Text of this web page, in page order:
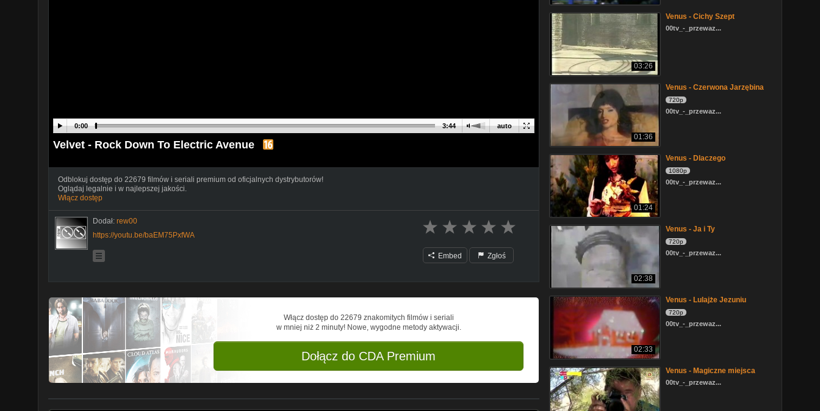
auto
0:00 3:44
Velvet - Rock Down To Electric Avenue
Odblokuj dostęp do 22679 filmów i seriali premium od oficjalnych dystrybutorów!
Oglądaj legalnie i w najlepszej jakości.
Włącz dostęp
Dodał: rew00
https://youtu.be/baEM75PxfWA
Embed Zgłoś
Włącz dostęp do 22679 znakomitych filmów i seriali
w mniej niż 2 minuty! Nowe, wygodne metody aktywacji.
Dołącz do CDA Premium
03:26
Venus - Cichy Szept
00tv_-_przewaz...
01:36
Venus - Czerwona Jarzębina
720p
00tv_-_przewaz...
01:24
Venus - Dlaczego
1080p
00tv_-_przewaz...
02:38
Venus - Ja i Ty
720p
00tv_-_przewaz...
02:33
Venus - Lulajże Jezuniu
720p
00tv_-_przewaz...
Venus - Magiczne miejsca
00tv_-_przewaz...